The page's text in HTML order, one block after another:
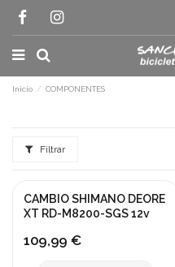
Inicio COMPONENTES
Filtrar
NUEVO
CAMBIO SHIMANO DEORE
XT RD-M8200-SGS 12v
109,99 €